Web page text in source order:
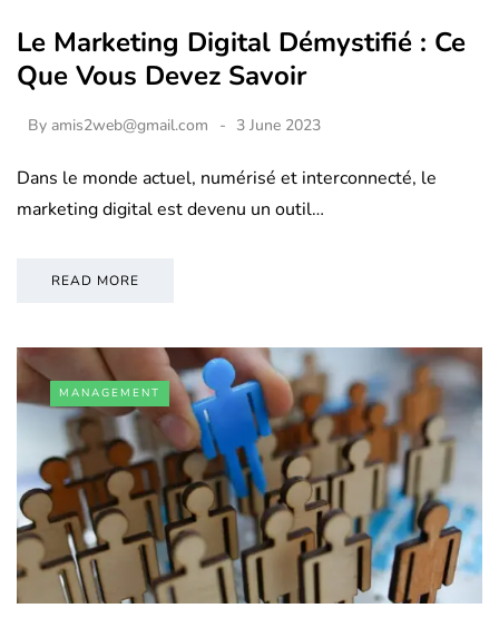
Le Marketing Digital Démystifié : Ce
Que Vous Devez Savoir
By amis2web@gmail.com 3 June 2023
Dans le monde actuel, numérisé et interconnecté, le
marketing digital est devenu un outil…
READ MORE
MANAGEMENT